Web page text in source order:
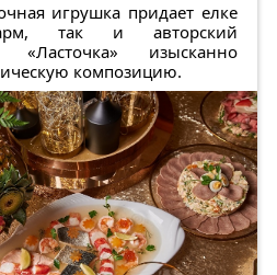
игрушка придает елке
так и авторский
изысканно
композицию.